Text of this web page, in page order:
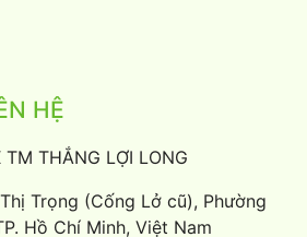
HỆ
THẮNG LỢI LONG
Trọng (Cống Lở cũ), Phường
Hồ Chí Minh, Việt Nam